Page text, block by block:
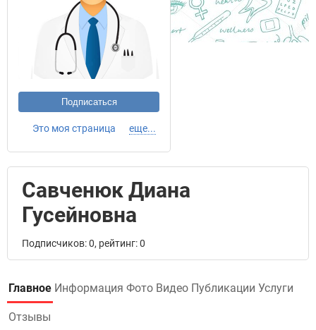
Подписаться
Это моя страница еще...
Савченюк Диана
Гусейновна
Подписчиков: 0, рейтинг: 0
Главное Информация Фото Видео Публикации Услуги
Отзывы